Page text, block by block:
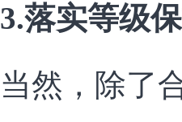
3.落实等级
当然，除了